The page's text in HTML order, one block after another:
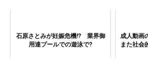
石原さとみが妊娠危機!? 業界御
用達プールでの遊泳で?
成人動画
また社会